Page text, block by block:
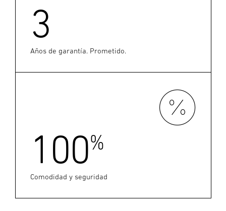
3
Años de garantía. Prometido.
100%
Comodidad y seguridad